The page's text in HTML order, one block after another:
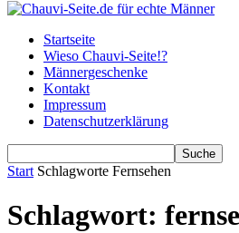
Startseite
Wieso Chauvi-Seite!?
Männergeschenke
Kontakt
Impressum
Datenschutzerklärung
Start Schlagworte Fernsehen
Schlagwort: